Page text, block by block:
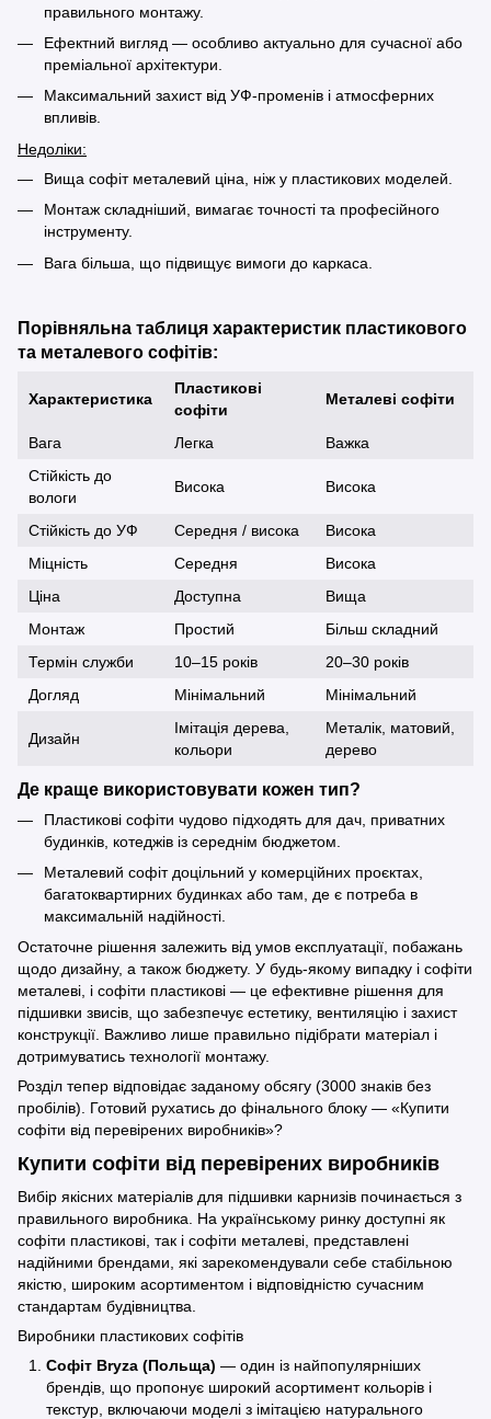
правильного монтажу.
Ефектний вигляд — особливо актуально для сучасної або
преміальної архітектури.
Максимальний захист від УФ-променів і атмосферних
впливів.
Недоліки:
Вища софіт металевий ціна, ніж у пластикових моделей.
Монтаж складніший, вимагає точності та професійного
інструменту.
Вага більша, що підвищує вимоги до каркаса.
Порівняльна таблиця характеристик пластикового
та металевого софітів:
Характеристика
Пластикові
софіти
Металеві софіти
Вага Легка
Важка
Стійкість до
вологи
Висока Висока
Стійкість до УФ Середня / висока
Висока
Міцність
Середня
Висока
Ціна
Доступна
Вища
Монтаж
Простий
Більш складний
Термін служби
10–15 років
20–30 років
Догляд
Мінімальний Мінімальний
Дизайн
Імітація дерева,
кольори
Металік, матовий,
дерево
Де краще використовувати кожен тип?
Пластикові софіти чудово підходять для дач, приватних
будинків, котеджів із середнім бюджетом.
Металевий софіт доцільний у комерційних проєктах,
багатоквартирних будинках або там, де є потреба в
максимальній надійності.
Остаточне рішення залежить від умов експлуатації, побажань
щодо дизайну, а також бюджету. У будь-якому випадку і софіти
металеві, і софіти пластикові — це ефективне рішення для
підшивки звисів, що забезпечує естетику, вентиляцію і захист
конструкції. Важливо лише правильно підібрати матеріал і
дотримуватись технології монтажу.
Розділ тепер відповідає заданому обсягу (3000 знаків без
пробілів). Готовий рухатись до фінального блоку — «Купити
софіти від перевірених виробників»?
Купити софіти від перевірених виробників
Вибір якісних матеріалів для підшивки карнизів починається з
правильного виробника. На українському ринку доступні як
софіти пластикові, так і софіти металеві, представлені
надійними брендами, які зарекомендували себе стабільною
якістю, широким асортиментом і відповідністю сучасним
стандартам будівництва.
Виробники пластикових софітів
Софіт Bryza (Польща) — один із найпопулярніших
брендів, що пропонує широкий асортимент кольорів і
текстур, включаючи моделі з імітацією натурального